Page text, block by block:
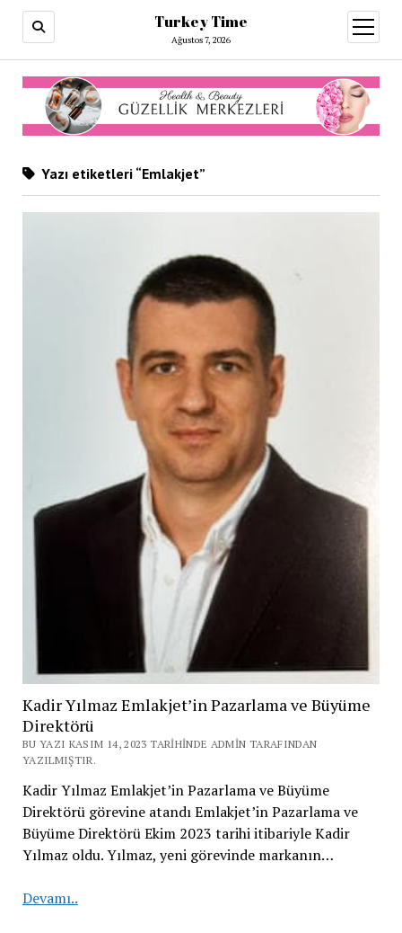
Turkey Time
Ağustos 7, 2026
aç
Yazı etiketleri “Emlakjet”
Kadir Yılmaz Emlakjet’in Pazarlama ve Büyüme
Direktörü
BU YAZI KASIM 14, 2023 TARIHINDE ADMIN TARAFINDAN
YAZILMIŞTIR.
Kadir Yılmaz Emlakjet’in Pazarlama ve Büyüme
Direktörü görevine atandı Emlakjet’in Pazarlama ve
Büyüme Direktörü Ekim 2023 tarihi itibariyle Kadir
Yılmaz oldu. Yılmaz, yeni görevinde markanın…
Devamı..Kadir